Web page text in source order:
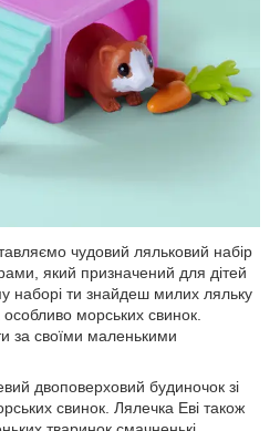
чудовий ляльковий набір
який призначений для дітей
наборі ти знайдеш милих ляльку
морських свинок.
за своїми маленькими
двоповерховий будиночок зі
свинок. Лялечка Еві також